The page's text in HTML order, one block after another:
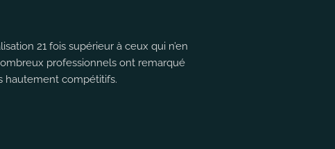
21 fois supérieur à ceux qui n’en
professionnels ont remarqué
hautement compétitifs.